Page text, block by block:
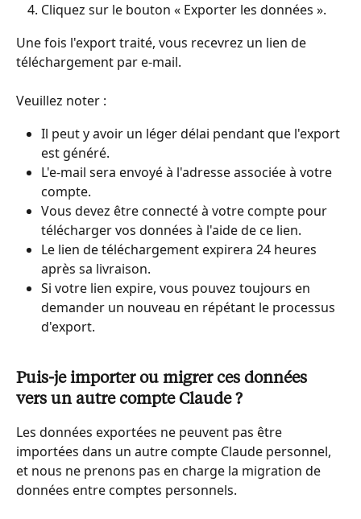
Cliquez sur le bouton « Exporter les données ».
Une fois l'export traité, vous recevrez un lien de
téléchargement par e-mail.
Veuillez noter :
Il peut y avoir un léger délai pendant que l'export
est généré.
L'e-mail sera envoyé à l'adresse associée à votre
compte.
Vous devez être connecté à votre compte pour
télécharger vos données à l'aide de ce lien.
Le lien de téléchargement expirera 24 heures
après sa livraison.
Si votre lien expire, vous pouvez toujours en
demander un nouveau en répétant le processus
d'export.
Puis-je importer ou migrer ces données
vers un autre compte Claude ?
Les données exportées ne peuvent pas être
importées dans un autre compte Claude personnel,
et nous ne prenons pas en charge la migration de
données entre comptes personnels.